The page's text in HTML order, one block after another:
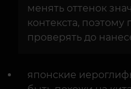
менять оттенок
контекста,
проверять до
японские